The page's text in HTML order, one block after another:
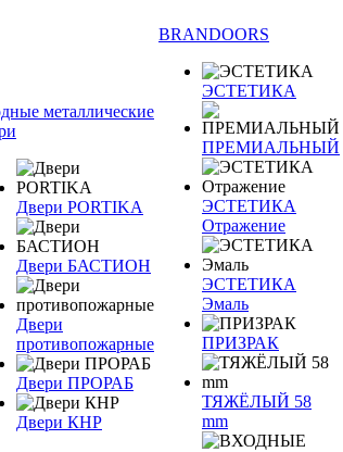
металлические
Двери PORTIKA
Двери БАСТИОН
Двери
противопожарные
Двери ПРОРАБ
Двери КНР
BRANDOORS
ЭСТЕТИКА
ПРЕМИАЛЬНЫЙ
ЭСТЕТИКА
Отражение
ЭСТЕТИКА
Эмаль
ПРИЗРАК
ТЯЖЁЛЫЙ 58
mm